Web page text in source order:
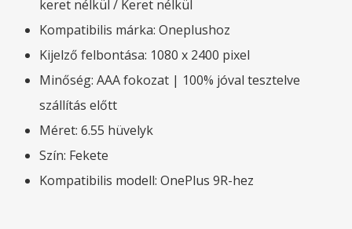
keret nélkül / Keret nélkül
Kompatibilis márka: Oneplushoz
Kijelző felbontása: 1080 x 2400 pixel
Minőség: AAA fokozat | 100% jóval tesztelve
szállítás előtt
Méret: 6.55 hüvelyk
Szín: Fekete
Kompatibilis modell: OnePlus 9R-hez